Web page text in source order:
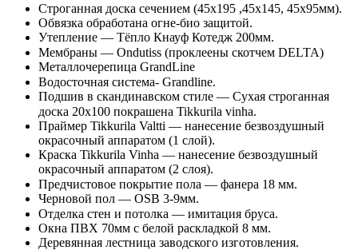
Строганная доска сечением (45х195 ,45х145, 45х95мм).⠀
Обвязка обработана огне-био защитой.
Утепление — Тёпло Кнауф Котедж 200мм.
Мембраны — Ondutiss (проклеены скотчем DELTA)⠀
Металлочерепица GrandLine
Водосточная система- Grandline.⠀
Подшив в скандинавском стиле — Сухая строганная
доска 20х100 покрашена Tikkurila vinha. ⠀
Праймер Tikkurila Valtti — нанесение безвоздушный
окрасочный аппаратом (1 слой).
Краска Tikkurila Vinha — нанесение безвоздушный
окрасочный аппаратом (2 слоя).
Предчистовое покрытие пола — фанера 18 мм. ⠀
Черновой пол — OSB 3-9мм.
Отделка стен и потолка — имитация бруса. ⠀
Окна ПВХ 70мм с белой раскладкой 8 мм.
Деревянная лестница заводского изготовления.